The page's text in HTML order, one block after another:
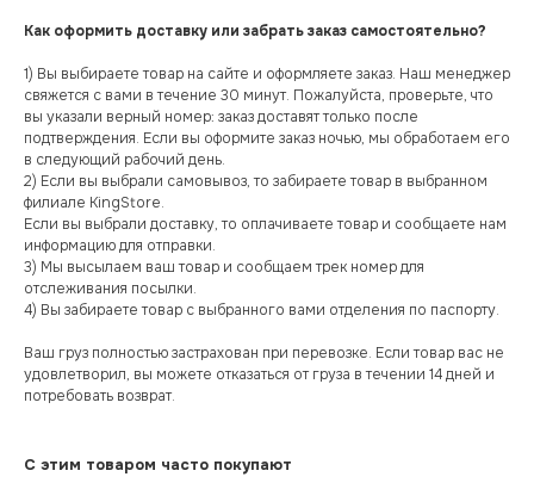
Как оформить доставку или забрать заказ самостоятельно?
1) Вы выбираете товар на сайте и оформляете заказ. Наш менеджер
свяжется с вами в течение 30 минут. Пожалуйста, проверьте, что
вы указали верный номер: заказ доставят только после
подтверждения. Если вы оформите заказ ночью, мы обработаем его
в следующий рабочий день.
2) Если вы выбрали самовывоз, то забираете товар в выбранном
филиале KingStore.
Если вы выбрали доставку, то оплачиваете товар и сообщаете нам
информацию для отправки.
3) Мы высылаем ваш товар и сообщаем трек номер для
отслеживания посылки.
4) Вы забираете товар с выбранного вами отделения по паспорту.
Ваш груз полностью застрахован при перевозке. Если товар вас не
удовлетворил, вы можете отказаться от груза в течении 14 дней и
потребовать возврат.
С этим товаром часто покупают